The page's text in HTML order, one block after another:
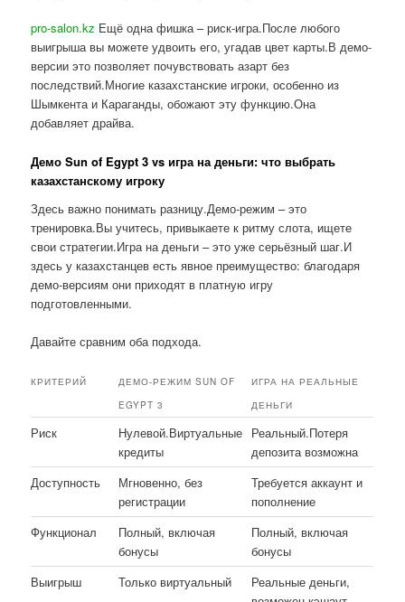
pro-salon.kz Ещё одна фишка – риск-игра.После любого
выигрыша вы можете удвоить его, угадав цвет карты.В демо-
версии это позволяет почувствовать азарт без
последствий.Многие казахстанские игроки, особенно из
Шымкента и Караганды, обожают эту функцию.Она
добавляет драйва.
Демо Sun of Egypt 3 vs игра на деньги: что выбрать
казахстанскому игроку
Здесь важно понимать разницу.Демо-режим – это
тренировка.Вы учитесь, привыкаете к ритму слота, ищете
свои стратегии.Игра на деньги – это уже серьёзный шаг.И
здесь у казахстанцев есть явное преимущество: благодаря
демо-версиям они приходят в платную игру
подготовленными.
Давайте сравним оба подхода.
КРИТЕРИЙ
ДЕМО-РЕЖИМ SUN OF
EGYPT 3
ИГРА НА РЕАЛЬНЫЕ
ДЕНЬГИ
Риск
Нулевой.Виртуальные
кредиты
Реальный.Потеря
депозита возможна
Доступность
Мгновенно, без
регистрации
Требуется аккаунт и
пополнение
Функционал
Полный, включая
бонусы
Полный, включая
бонусы
Выигрыш
Только виртуальный
Реальные деньги,